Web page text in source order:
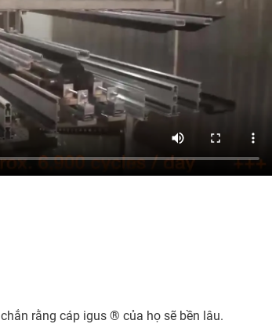
rằng cáp igus ® của họ sẽ bền lâu.